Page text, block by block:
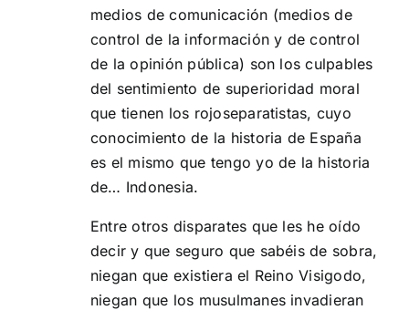
medios de comunicación (medios de
control de la información y de control
de la opinión pública) son los culpables
del sentimiento de superioridad moral
que tienen los rojoseparatistas, cuyo
conocimiento de la historia de España
es el mismo que tengo yo de la historia
de… Indonesia.
Entre otros disparates que les he oído
decir y que seguro que sabéis de sobra,
niegan que existiera el Reino Visigodo,
niegan que los musulmanes invadieran